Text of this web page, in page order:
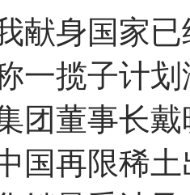
献身国家
一揽子计
团董事长
国再限稀